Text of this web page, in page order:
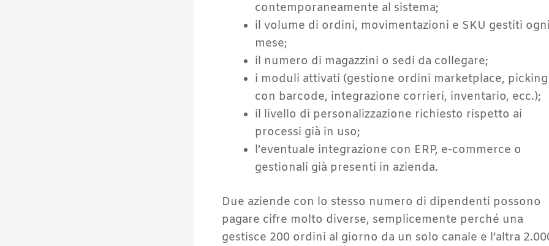
contemporaneamente al sistema;
il volume di ordini, movimentazioni e SKU gestiti
mese;
il numero di magazzini o sedi da collegare;
i moduli attivati (gestione ordini marketplace, picking
con barcode, integrazione corrieri, inventario, ecc.);
il livello di personalizzazione richiesto rispetto ai
processi già in uso;
l’eventuale integrazione con ERP, e-commerce o
gestionali già presenti in azienda.
Due aziende con lo stesso numero di dipendenti possono
pagare cifre molto diverse, semplicemente perché una
gestisce 200 ordini al giorno da un solo canale e l’altra